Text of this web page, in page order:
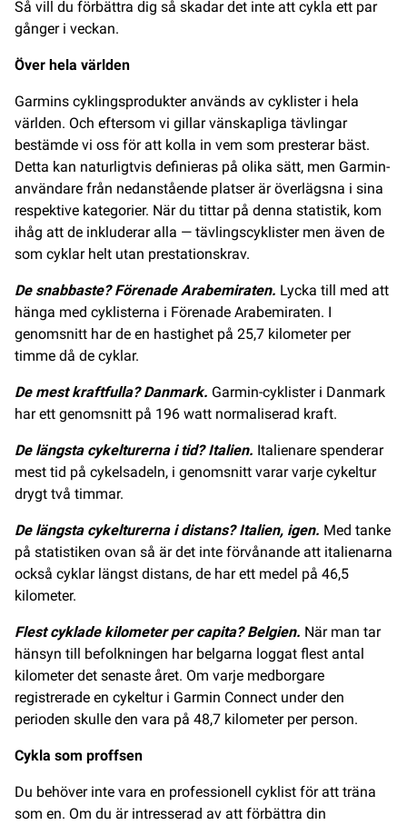
Så vill du förbättra dig så skadar det inte att cykla ett par
gånger i veckan.
Över hela världen
Garmins cyklingsprodukter används av cyklister i hela
världen. Och eftersom vi gillar vänskapliga tävlingar
bestämde vi oss för att kolla in vem som presterar bäst.
Detta kan naturligtvis definieras på olika sätt, men Garmin-
användare från nedanstående platser är överlägsna i sina
respektive kategorier. När du tittar på denna statistik, kom
ihåg att de inkluderar alla — tävlingscyklister men även de
som cyklar helt utan prestationskrav.
De snabbaste? Förenade Arabemiraten. Lycka till med att
hänga med cyklisterna i Förenade Arabemiraten. I
genomsnitt har de en hastighet på 25,7 kilometer per
timme då de cyklar.
De mest kraftfulla? Danmark. Garmin-cyklister i Danmark
har ett genomsnitt på 196 watt normaliserad kraft.
De längsta cykelturerna i tid? Italien. Italienare spenderar
mest tid på cykelsadeln, i genomsnitt varar varje cykeltur
drygt två timmar.
De längsta cykelturerna i distans? Italien, igen. Med tanke
på statistiken ovan så är det inte förvånande att italienarna
också cyklar längst distans, de har ett medel på 46,5
kilometer.
Flest cyklade kilometer per capita? Belgien. När man tar
hänsyn till befolkningen har belgarna loggat flest antal
kilometer det senaste året. Om varje medborgare
registrerade en cykeltur i Garmin Connect under den
perioden skulle den vara på 48,7 kilometer per person.
Cykla som proffsen
Du behöver inte vara en professionell cyklist för att träna
som en. Om du är intresserad av att förbättra din